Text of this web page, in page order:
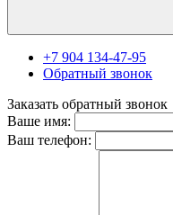
+7 904 134-47-95
Обратный звонок
Заказать обратный звонок
Ваше имя:
Ваш телефон: